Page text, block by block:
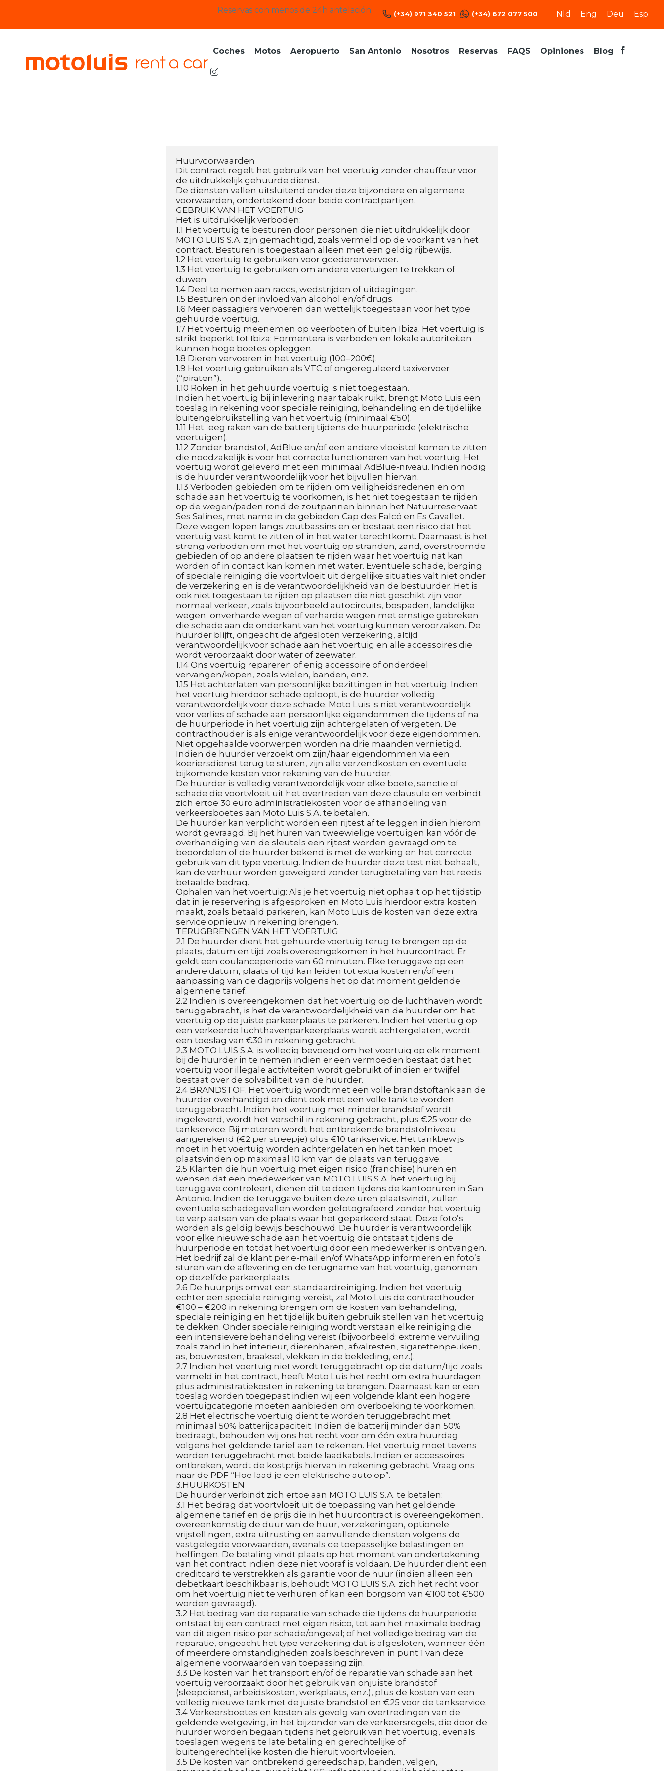
contenido
Reservas con menos de 24h antelación: (+34) 971 340 521 (+34) 672 077 500 Nld Eng Deu Esp
Coches Motos Aeropuerto San Antonio Nosotros Reservas FAQS Opiniones Blog
Huurvoorwaarden
Dit contract regelt het gebruik van het voertuig zonder chauffeur voor
de uitdrukkelijk gehuurde dienst.
De diensten vallen uitsluitend onder deze bijzondere en algemene
voorwaarden, ondertekend door beide contractpartijen.
GEBRUIK VAN HET VOERTUIG
Het is uitdrukkelijk verboden:
1.1 Het voertuig te besturen door personen die niet uitdrukkelijk door
MOTO LUIS S.A. zijn gemachtigd, zoals vermeld op de voorkant van het
contract. Besturen is toegestaan alleen met een geldig rijbewijs.
1.2 Het voertuig te gebruiken voor goederenvervoer.
1.3 Het voertuig te gebruiken om andere voertuigen te trekken of
duwen.
1.4 Deel te nemen aan races, wedstrijden of uitdagingen.
1.5 Besturen onder invloed van alcohol en/of drugs.
1.6 Meer passagiers vervoeren dan wettelijk toegestaan voor het type
gehuurde voertuig.
1.7 Het voertuig meenemen op veerboten of buiten Ibiza. Het voertuig is
strikt beperkt tot Ibiza; Formentera is verboden en lokale autoriteiten
kunnen hoge boetes opleggen.
1.8 Dieren vervoeren in het voertuig (100–200€).
1.9 Het voertuig gebruiken als VTC of ongereguleerd taxivervoer
(“piraten”).
1.10 Roken in het gehuurde voertuig is niet toegestaan.
Indien het voertuig bij inlevering naar tabak ruikt, brengt Moto Luis een
toeslag in rekening voor speciale reiniging, behandeling en de tijdelijke
buitengebruikstelling van het voertuig (minimaal €50).
1.11 Het leeg raken van de batterij tijdens de huurperiode (elektrische
voertuigen).
1.12 Zonder brandstof, AdBlue en/of een andere vloeistof komen te zitten
die noodzakelijk is voor het correcte functioneren van het voertuig. Het
voertuig wordt geleverd met een minimaal AdBlue-niveau. Indien nodig
is de huurder verantwoordelijk voor het bijvullen hiervan.
1.13 Verboden gebieden om te rijden: om veiligheidsredenen en om
schade aan het voertuig te voorkomen, is het niet toegestaan te rijden
op de wegen/paden rond de zoutpannen binnen het Natuurreservaat
Ses Salines, met name in de gebieden Cap des Falcó en Es Cavallet.
Deze wegen lopen langs zoutbassins en er bestaat een risico dat het
voertuig vast komt te zitten of in het water terechtkomt. Daarnaast is het
streng verboden om met het voertuig op stranden, zand, overstroomde
gebieden of op andere plaatsen te rijden waar het voertuig nat kan
worden of in contact kan komen met water. Eventuele schade, berging
of speciale reiniging die voortvloeit uit dergelijke situaties valt niet onder
de verzekering en is de verantwoordelijkheid van de bestuurder. Het is
ook niet toegestaan te rijden op plaatsen die niet geschikt zijn voor
normaal verkeer, zoals bijvoorbeeld autocircuits, bospaden, landelijke
wegen, onverharde wegen of verharde wegen met ernstige gebreken
die schade aan de onderkant van het voertuig kunnen veroorzaken. De
huurder blijft, ongeacht de afgesloten verzekering, altijd
verantwoordelijk voor schade aan het voertuig en alle accessoires die
wordt veroorzaakt door water of zeewater.
1.14 Ons voertuig repareren of enig accessoire of onderdeel
vervangen/kopen, zoals wielen, banden, enz.
1.15 Het achterlaten van persoonlijke bezittingen in het voertuig. Indien
het voertuig hierdoor schade oploopt, is de huurder volledig
verantwoordelijk voor deze schade. Moto Luis is niet verantwoordelijk
voor verlies of schade aan persoonlijke eigendommen die tijdens of na
de huurperiode in het voertuig zijn achtergelaten of vergeten. De
contracthouder is als enige verantwoordelijk voor deze eigendommen.
Niet opgehaalde voorwerpen worden na drie maanden vernietigd.
Indien de huurder verzoekt om zijn/haar eigendommen via een
koeriersdienst terug te sturen, zijn alle verzendkosten en eventuele
bijkomende kosten voor rekening van de huurder.
De huurder is volledig verantwoordelijk voor elke boete, sanctie of
schade die voortvloeit uit het overtreden van deze clausule en verbindt
zich ertoe 30 euro administratiekosten voor de afhandeling van
verkeersboetes aan Moto Luis S.A. te betalen.
De huurder kan verplicht worden een rijtest af te leggen indien hierom
wordt gevraagd. Bij het huren van tweewielige voertuigen kan vóór de
overhandiging van de sleutels een rijtest worden gevraagd om te
beoordelen of de huurder bekend is met de werking en het correcte
gebruik van dit type voertuig. Indien de huurder deze test niet behaalt,
kan de verhuur worden geweigerd zonder terugbetaling van het reeds
betaalde bedrag.
Ophalen van het voertuig: Als je het voertuig niet ophaalt op het tijdstip
dat in je reservering is afgesproken en Moto Luis hierdoor extra kosten
maakt, zoals betaald parkeren, kan Moto Luis de kosten van deze extra
service opnieuw in rekening brengen.
TERUGBRENGEN VAN HET VOERTUIG
2.1 De huurder dient het gehuurde voertuig terug te brengen op de
plaats, datum en tijd zoals overeengekomen in het huurcontract. Er
geldt een coulanceperiode van 60 minuten. Elke teruggave op een
andere datum, plaats of tijd kan leiden tot extra kosten en/of een
aanpassing van de dagprijs volgens het op dat moment geldende
algemene tarief.
2.2 Indien is overeengekomen dat het voertuig op de luchthaven wordt
teruggebracht, is het de verantwoordelijkheid van de huurder om het
voertuig op de juiste parkeerplaats te parkeren. Indien het voertuig op
een verkeerde luchthavenparkeerplaats wordt achtergelaten, wordt
een toeslag van €30 in rekening gebracht.
2.3 MOTO LUIS S.A. is volledig bevoegd om het voertuig op elk moment
bij de huurder in te nemen indien er een vermoeden bestaat dat het
voertuig voor illegale activiteiten wordt gebruikt of indien er twijfel
bestaat over de solvabiliteit van de huurder.
2.4 BRANDSTOF. Het voertuig wordt met een volle brandstoftank aan de
huurder overhandigd en dient ook met een volle tank te worden
teruggebracht. Indien het voertuig met minder brandstof wordt
ingeleverd, wordt het verschil in rekening gebracht, plus €25 voor de
tankservice. Bij motoren wordt het ontbrekende brandstofniveau
aangerekend (€2 per streepje) plus €10 tankservice. Het tankbewijs
moet in het voertuig worden achtergelaten en het tanken moet
plaatsvinden op maximaal 10 km van de plaats van teruggave.
2.5 Klanten die hun voertuig met eigen risico (franchise) huren en
wensen dat een medewerker van MOTO LUIS S.A. het voertuig bij
teruggave controleert, dienen dit te doen tijdens de kantooruren in San
Antonio. Indien de teruggave buiten deze uren plaatsvindt, zullen
eventuele schadegevallen worden gefotografeerd zonder het voertuig
te verplaatsen van de plaats waar het geparkeerd staat. Deze foto’s
worden als geldig bewijs beschouwd. De huurder is verantwoordelijk
voor elke nieuwe schade aan het voertuig die ontstaat tijdens de
huurperiode en totdat het voertuig door een medewerker is ontvangen.
Het bedrijf zal de klant per e-mail en/of WhatsApp informeren en foto’s
sturen van de aflevering en de terugname van het voertuig, genomen
op dezelfde parkeerplaats.
2.6 De huurprijs omvat een standaardreiniging. Indien het voertuig
echter een speciale reiniging vereist, zal Moto Luis de contracthouder
€100 – €200 in rekening brengen om de kosten van behandeling,
speciale reiniging en het tijdelijk buiten gebruik stellen van het voertuig
te dekken. Onder speciale reiniging wordt verstaan elke reiniging die
een intensievere behandeling vereist (bijvoorbeeld: extreme vervuiling
zoals zand in het interieur, dierenharen, afvalresten, sigarettenpeuken,
as, bouwresten, braaksel, vlekken in de bekleding, enz.).
2.7 Indien het voertuig niet wordt teruggebracht op de datum/tijd zoals
vermeld in het contract, heeft Moto Luis het recht om extra huurdagen
plus administratiekosten in rekening te brengen. Daarnaast kan er een
toeslag worden toegepast indien wij een volgende klant een hogere
voertuigcategorie moeten aanbieden om overboeking te voorkomen.
2.8 Het electrische voertuig dient te worden teruggebracht met
minimaal 50% batterijcapaciteit. Indien de batterij minder dan 50%
bedraagt, behouden wij ons het recht voor om één extra huurdag
volgens het geldende tarief aan te rekenen. Het voertuig moet tevens
worden teruggebracht met beide laadkabels. Indien er accessoires
ontbreken, wordt de kostprijs hiervan in rekening gebracht. Vraag ons
naar de PDF “Hoe laad je een elektrische auto op”.
3.HUURKOSTEN
De huurder verbindt zich ertoe aan MOTO LUIS S.A. te betalen:
3.1 Het bedrag dat voortvloeit uit de toepassing van het geldende
algemene tarief en de prijs die in het huurcontract is overeengekomen,
overeenkomstig de duur van de huur, verzekeringen, optionele
vrijstellingen, extra uitrusting en aanvullende diensten volgens de
vastgelegde voorwaarden, evenals de toepasselijke belastingen en
heffingen. De betaling vindt plaats op het moment van ondertekening
van het contract indien deze niet vooraf is voldaan. De huurder dient een
creditcard te verstrekken als garantie voor de huur (indien alleen een
debetkaart beschikbaar is, behoudt MOTO LUIS S.A. zich het recht voor
om het voertuig niet te verhuren of kan een borgsom van €100 tot €500
worden gevraagd).
3.2 Het bedrag van de reparatie van schade die tijdens de huurperiode
ontstaat bij een contract met eigen risico, tot aan het maximale bedrag
van dit eigen risico per schade/ongeval; of het volledige bedrag van de
reparatie, ongeacht het type verzekering dat is afgesloten, wanneer één
of meerdere omstandigheden zoals beschreven in punt 1 van deze
algemene voorwaarden van toepassing zijn.
3.3 De kosten van het transport en/of de reparatie van schade aan het
voertuig veroorzaakt door het gebruik van onjuiste brandstof
(sleepdienst, arbeidskosten, werkplaats, enz.), plus de kosten van een
volledig nieuwe tank met de juiste brandstof en €25 voor de tankservice.
3.4 Verkeersboetes en kosten als gevolg van overtredingen van de
geldende wetgeving, in het bijzonder van de verkeersregels, die door de
huurder worden begaan tijdens het gebruik van het voertuig, evenals
toeslagen wegens te late betaling en gerechtelijke of
buitengerechtelijke kosten die hieruit voortvloeien.
3.5 De kosten van ontbrekend gereedschap, banden, velgen,